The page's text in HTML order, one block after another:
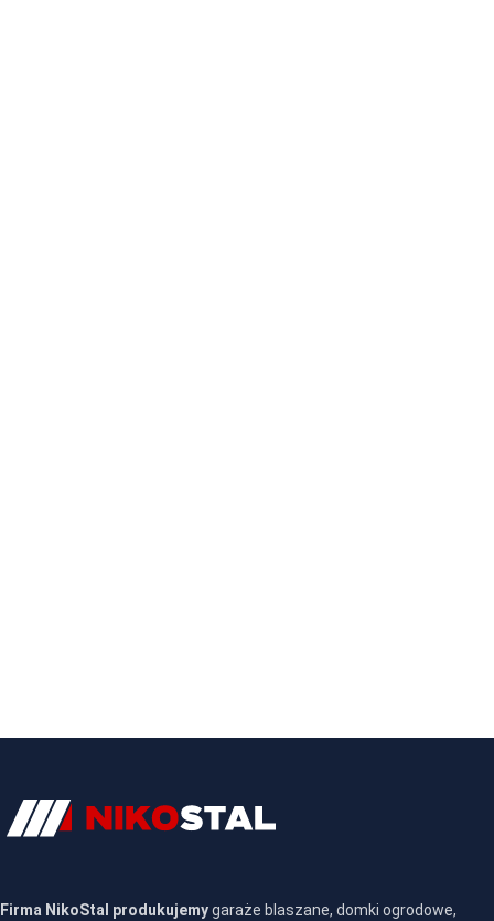
Firma NikoStal produkujemygaraże blaszane, domki ogrodowe,